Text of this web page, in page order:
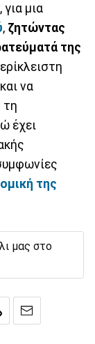
μια
, ζητώντας
της
και να
τη
έχει
της
μας στο